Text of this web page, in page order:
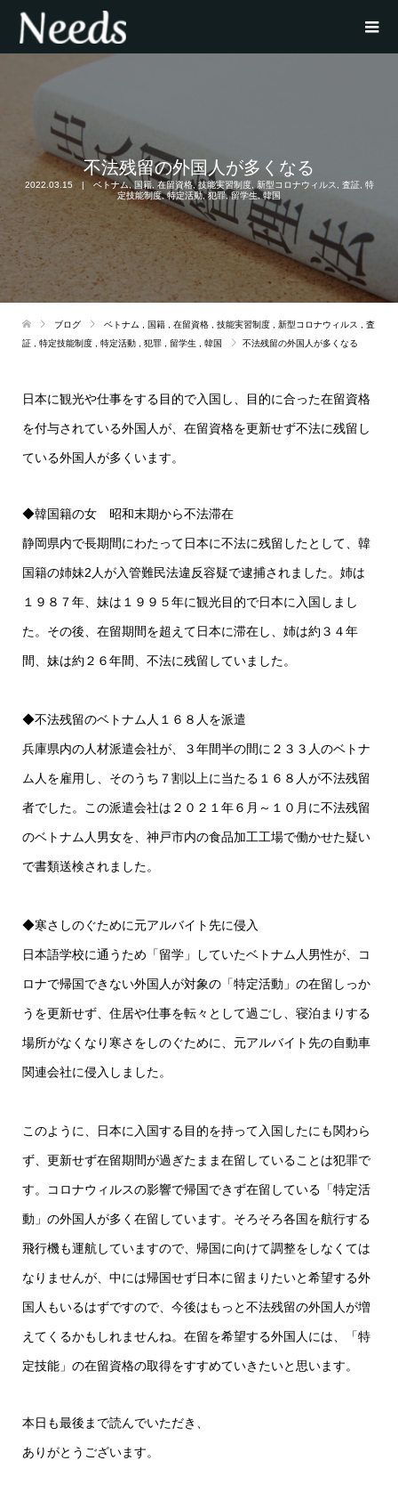
不法残留の外国人が多くなる
2022.03.15 ベトナム,国籍, 在留資格,技能実習制度, 新型コロナウィルス 査証, 特
定技能制度,特定活動,犯罪,留学生, 韓国
ブログ ベトナム 国籍 在留資格 技能実習制度 新型コロナウィルス
査
証
特定技能制度 特定活動 犯罪 留学生 韓国 不法残留の外国人が多くなる
日本に観光や仕事をする目的で入国し、目的に合った在留資格
を付与されている外国人が、在留資格を更新せず不法に残留し
ている外国人が多くいます。
◆韓国籍の女 昭和末期から不法滞在
静岡県内で長期間にわたって日本に不法に残留したとして、韓
国籍の姉妹2人が入管難民法違反容疑で逮捕されました。姉は
１９８７年、妹は１９９５年に観光目的で日本に入国しまし
た。その後、在留期間を超えて日本に滞在し、姉は約３４年
間、妹は約２６年間、不法に残留していました。
◆不法残留のベトナム人１６８人を派遣
兵庫県内の人材派遣会社が、３年間半の間に２３３人のベトナ
ム人を雇用し、そのうち７割以上に当たる１６８人が不法残留
者でした。この派遣会社は２０２１年６月～１０月に不法残留
のベトナム人男女を、神戸市内の食品加工工場で働かせた疑い
で書類送検されました。
◆寒さしのぐために元アルバイト先に侵入
日本語学校に通うため「留学」していたベトナム人男性が、コ
ロナで帰国できない外国人が対象の「特定活動」の在留しっか
うを更新せず、住居や仕事を転々として過ごし、寝泊まりする
場所がなくなり寒さをしのぐために、元アルバイト先の自動車
関連会社に侵入しました。
このように、日本に入国する目的を持って入国したにも関わら
ず、更新せず在留期間が過ぎたまま在留していることは犯罪で
す。コロナウィルスの影響で帰国できず在留している「特定活
動」の外国人が多く在留しています。そろそろ各国を航行する
飛行機も運航していますので、帰国に向けて調整をしなくては
なりませんが、中には帰国せず日本に留まりたいと希望する外
国人もいるはずですので、今後はもっと不法残留の外国人が増
えてくるかもしれませんね。在留を希望する外国人には、「特
定技能」の在留資格の取得をすすめていきたいと思います。
本日も最後まで読んでいただき、
ありがとうございます。